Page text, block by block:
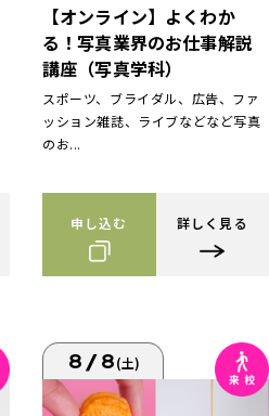
【オンライン】よくわか
る！写真業界のお仕事解説
講座（写真学科）
スポーツ、ブライダル、広告、ファ
ッション雑誌、ライブなどなど写真
のお...
申し込む 詳しく見る
8/8(土)